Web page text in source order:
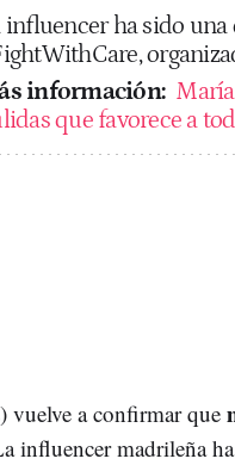
influencer ha sido una
información:
que favorece a
vuelve a confirmar que
influencer madrileña